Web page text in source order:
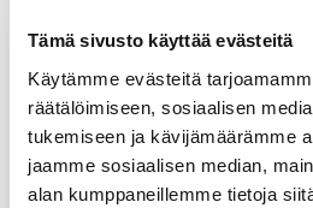
Tämä sivusto käyttää evästeitä
Käytämme evästeitä
räätälöimiseen, sosiaalisen
tukemiseen ja kävijämäärämme
jaamme sosiaalisen median,
alan kumppaneillemme tietoja
VANTAA
Vastuullisen matkailun
Matkailualan
JATKUVA HAKU